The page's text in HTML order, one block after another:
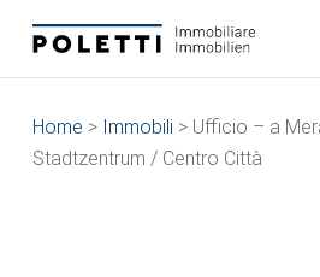
main
Home > Immobili > Ufficio – a
Stadtzentrum / Centro Città